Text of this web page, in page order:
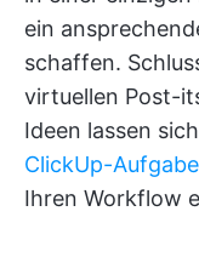
ein
schaffen.
virtuellen Post-
Ideen lassen
ClickUp-
Ihren Workflow